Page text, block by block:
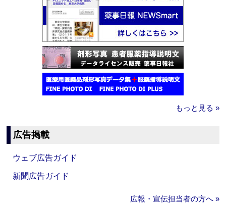
もっと見る »
広告掲載
ウェブ広告ガイド
新聞広告ガイド
広報・宣伝担当者の方へ »